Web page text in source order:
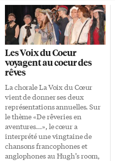
d’enfants des Patriotes était
aussi de la partie. C’est une
chorale indépendante
constituée d’élèves de
différentes écoles. Le Choeur
d’enfants des Patriotes sera en
vedette dans la même église, au
coin de Sherbourne et Carlton,
le 21 décembre à 13h. Il chantera
également le 24 décembre à 19h
durant la messe de Noël. (Notez
qu’il y aura une […]
Les Voix du Coeur
voyagent au coeur des
rêves
La chorale La Voix du Cœur
vient de donner ses deux
représentations annuelles. Sur
le thème «De rêveries en
aventures…», le cœur a
interprété une vingtaine de
chansons francophones et
anglophones au Hugh’s room,